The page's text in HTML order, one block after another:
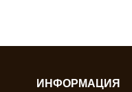
ИНФОРМАЦИЯ